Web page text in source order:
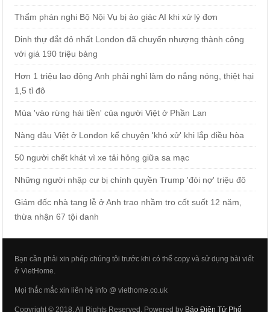
Thẩm phán nghi Bộ Nội Vụ bị ảo giác AI khi xử lý đơn
Dinh thự đắt đỏ nhất London đã chuyển nhượng thành công
với giá 190 triệu bảng
Hơn 1 triệu lao động Anh phải nghỉ làm do nắng nóng, thiệt hại
1,5 tỉ đô
Mùa 'vào rừng hái tiền' của người Việt ở Phần Lan
Nàng dâu Việt ở London kể chuyện 'khó xử' khi lắp điều hòa
50 người chết khát vì xe tải hỏng giữa sa mạc
Những người nhập cư bị chính quyền Trump 'đòi nợ' triệu đô
Giám đốc nhà tang lễ ở Anh trao nhầm tro cốt suốt 12 năm,
thừa nhận 67 tội danh
Bạn cần phải xin phép chúng tôi trước khi có thể copy và sử dụng bài viết
ở VietHome.
Mọi thắc mắc xin liên hệ info @ viethome.co.uk
Copyright © 2018. All Rights Reserved. Powered by Báo Điện Tử Phổ